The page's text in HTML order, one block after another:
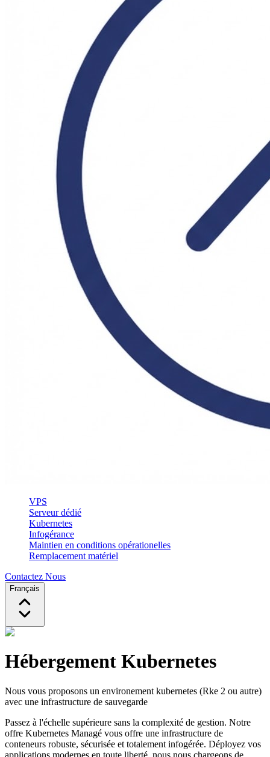
VPS
Serveur dédié
Kubernetes
Infogérance
Maintien en conditions opérationelles
Remplacement matériel
Contactez Nous
Français
Hébergement Kubernetes
Nous vous proposons un environement kubernetes (Rke 2 ou autre)
avec une infrastructure de sauvegarde
Passez à l'échelle supérieure sans la complexité de gestion. Notre
offre Kubernetes Managé vous offre une infrastructure de
conteneurs robuste, sécurisée et totalement infogérée. Déployez vos
applications modernes en toute liberté, nous nous chargeons de